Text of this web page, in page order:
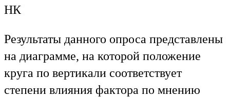
НК
Результаты данного опроса представлены
на диаграмме, на которой положение
круга по вертикали соответствует
степени влияния фактора по мнению